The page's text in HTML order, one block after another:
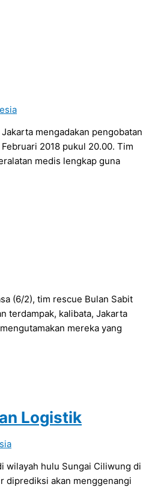
mengadakan pengobatan
2018 pukul 20.00. Tim
medis lengkap guna
(6/2), tim rescue Bulan Sabit
terdampak, kalibata, Jakarta
mereka yang
Logistik
wilayah hulu Sungai Ciliwung di
diprediksi akan menggenangi